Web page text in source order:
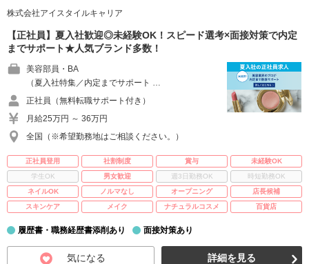
株式会社アイスタイルキャリア
【正社員】夏入社歓迎◎未経験OK！スピード選考×面接対策で内定
までサポート★人気ブランド多数！
美容部員・BA
（夏入社特集／内定までサポート …
正社員（無料転職サポート付き）
月給25万円 ～ 36万円
全国（※希望勤務地はご相談ください。）
正社員登用 社割制度 賞与
未経験OK
学生OK
男女歓迎 週3日勤務OK
時短勤務OK
ネイルOK
ノルマなし オープニング
店長候補
スキンケア
メイク ナチュラルコスメ 百貨店
履歴書・職務経歴書添削あり 面接対策あり
気になる 詳細を見る